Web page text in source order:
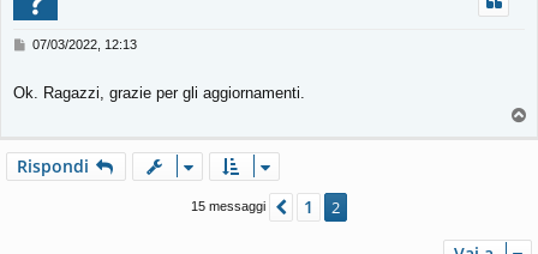
M
s
g
i
07/03/2022, 12:13
Ok. Ragazzi, grazie per gli aggiornamenti.
Rispondi
15 messaggi Precedente
1 2